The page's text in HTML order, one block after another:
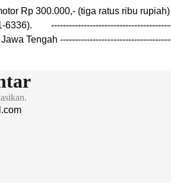
Rp 300.000,- (tiga ratus ribu rupiah)
Tengah